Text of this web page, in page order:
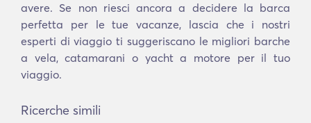
avere. Se non riesci ancora a decidere la barca
perfetta per le tue vacanze, lascia che i nostri
esperti di viaggio ti suggeriscano le migliori barche
a vela, catamarani o yacht a motore per il tuo
viaggio.
Ricerche simili